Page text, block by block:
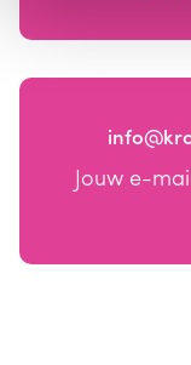
Jouw e-